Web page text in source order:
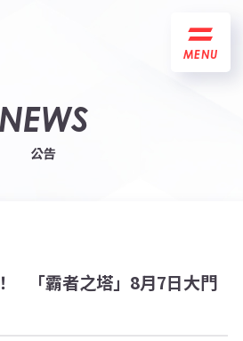
MENU
NEWS
公告
「霸者之塔」8月7日大門